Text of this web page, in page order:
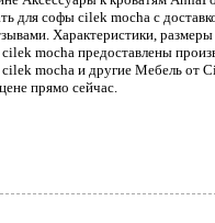
для софы cilek mocha с
Характеристики,
mocha предоставлены
mocha и другие Мебель от
прямо сейчас.